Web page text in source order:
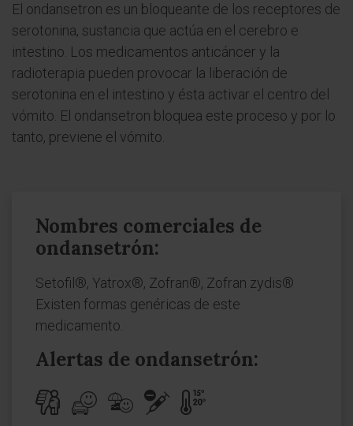
El ondansetron es un bloqueante de los receptores de
serotonina, sustancia que actúa en el cerebro e
intestino. Los medicamentos anticáncer y la
radioterapia pueden provocar la liberación de
serotonina en el intestino y ésta activar el centro del
vómito. El ondansetron bloquea este proceso y por lo
tanto, previene el vómito.
Nombres comerciales de
ondansetrón:
Setofil®, Yatrox®, Zofran®, Zofran zydis®
Existen formas genéricas de este
medicamento.
Alertas de ondansetrón: